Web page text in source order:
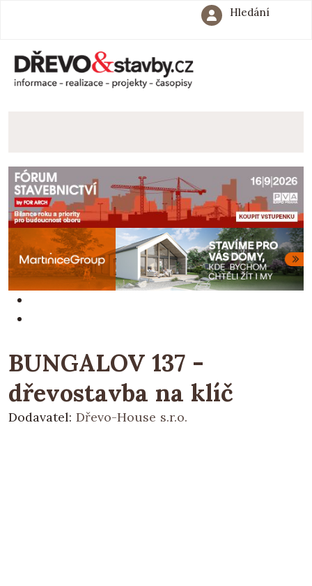
Hledání
BUNGALOV 137 -
dřevostavba na klíč
Dodavatel: Dřevo-House s.r.o.